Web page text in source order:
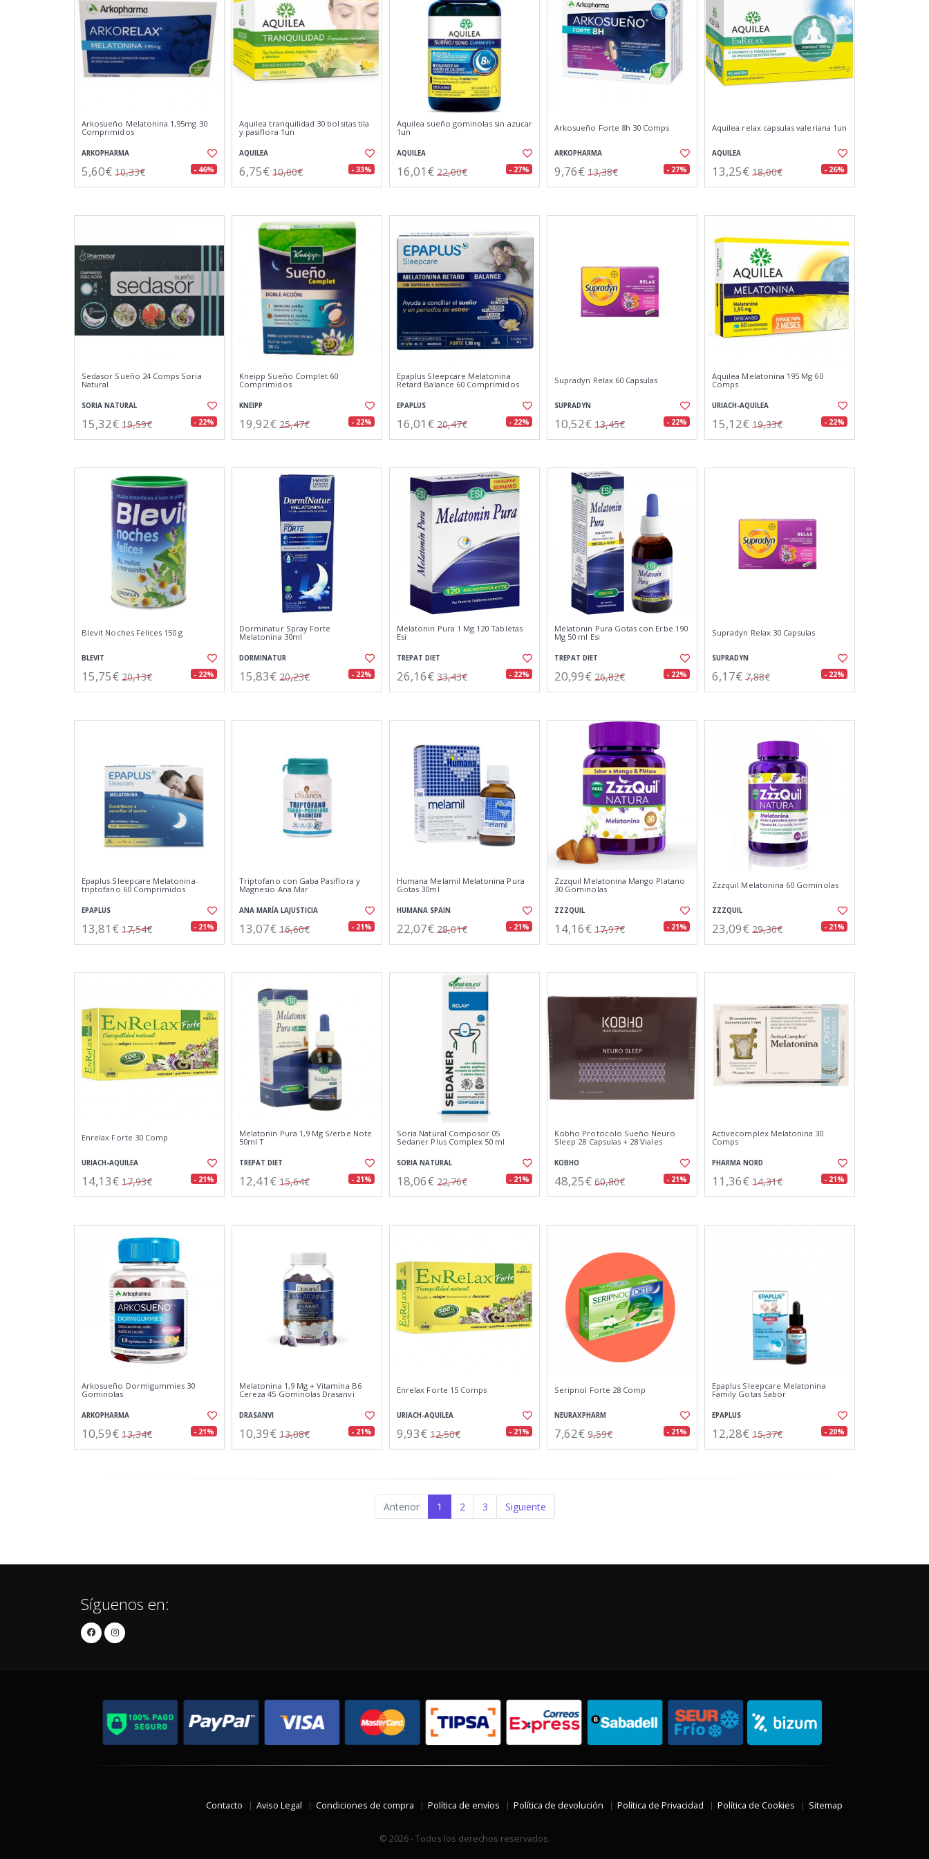
Arkosueño Melatonina 1,95mg 30
Comprimidos
ARKOPHARMA
5,60€ 10,33€ - 46%
Aquilea tranquilidad 30 bolsitas tila
y pasiflora 1un
AQUILEA
6,75€ 10,00€ - 33%
Aquilea sueño gominolas sin azucar
1un
AQUILEA
16,01€ 22,00€ - 27%
Arkosueño Forte 8h 30 Comps
ARKOPHARMA
9,76€ 13,38€ - 27%
Aquilea relax capsulas valeriana 1un
AQUILEA
13,25€ 18,00€ - 26%
Sedasor Sueño 24 Comps Soria
Natural
SORIA NATURAL
15,32€ 19,59€ - 22%
Kneipp Sueño Complet 60
Comprimidos
KNEIPP
19,92€ 25,47€ - 22%
Epaplus Sleepcare Melatonina
Retard Balance 60 Comprimidos
EPAPLUS
16,01€ 20,47€ - 22%
Supradyn Relax 60 Capsulas
SUPRADYN
10,52€ 13,45€ - 22%
Aquilea Melatonina 195 Mg 60
Comps
URIACH-AQUILEA
15,12€ 19,33€ - 22%
Blevit Noches Felices 150 g
BLEVIT
15,75€ 20,13€ - 22%
Dorminatur Spray Forte
Melatonina 30ml
DORMINATUR
15,83€ 20,23€ - 22%
Melatonin Pura 1 Mg 120 Tabletas
Esi
TREPAT DIET
26,16€ 33,43€ - 22%
Melatonin Pura Gotas con Erbe 190
Mg 50 ml Esi
TREPAT DIET
20,99€ 26,82€ - 22%
Supradyn Relax 30 Capsulas
SUPRADYN
6,17€ 7,88€ - 22%
Epaplus Sleepcare Melatonina-
triptofano 60 Comprimidos
EPAPLUS
13,81€ 17,54€ - 21%
Triptofano con Gaba Pasiflora y
Magnesio Ana Mar
ANA MARÍA LAJUSTICIA
13,07€ 16,60€ - 21%
Humana Melamil Melatonina Pura
Gotas 30ml
HUMANA SPAIN
22,07€ 28,01€ - 21%
Zzzquil Melatonina Mango Platano
30 Gominolas
ZZZQUIL
14,16€ 17,97€ - 21%
Zzzquil Melatonina 60 Gominolas
ZZZQUIL
23,09€ 29,30€ - 21%
Enrelax Forte 30 Comp
URIACH-AQUILEA
14,13€ 17,93€ - 21%
Melatonin Pura 1,9 Mg S/erbe Note
50ml T
TREPAT DIET
12,41€ 15,64€ - 21%
Soria Natural Composor 05
Sedaner Plus Complex 50 ml
SORIA NATURAL
18,06€ 22,76€ - 21%
Kobho Protocolo Sueño Neuro
Sleep 28 Capsulas + 28 Viales
KOBHO
48,25€ 60,80€ - 21%
Activecomplex Melatonina 30
Comps
PHARMA NORD
11,36€ 14,31€ - 21%
Arkosueño Dormigummies 30
Gominolas
ARKOPHARMA
10,59€ 13,34€ - 21%
Melatonina 1,9 Mg + Vitamina B6
Cereza 45 Gominolas Drasanvi
DRASANVI
10,39€ 13,08€ - 21%
Enrelax Forte 15 Comps
URIACH-AQUILEA
9,93€ 12,50€ - 21%
Seripnol Forte 28 Comp
NEURAXPHARM
7,62€ 9,59€ - 21%
Epaplus Sleepcare Melatonina
Family Gotas Sabor
EPAPLUS
12,28€ 15,37€ - 20%
Anterior 1 2 3 Siguiente
Síguenos en:
Contacto Aviso Legal Condiciones de compra Política de envíos Política de devolución Política de Privacidad Política de Cookies Sitemap
© 2026 - Todos los derechos reservados.